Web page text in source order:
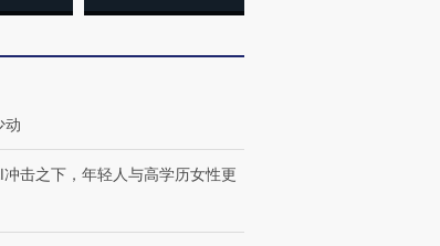
动
冲击之下，年轻人与高学历女性更